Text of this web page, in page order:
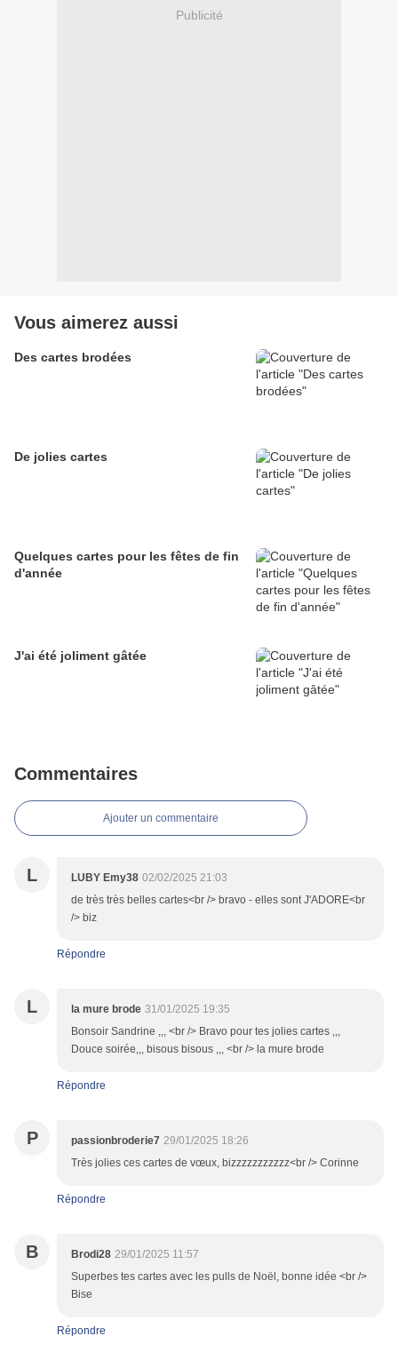
Publicité
Vous aimerez aussi
Des cartes brodées
De jolies cartes
Quelques cartes pour les fêtes de fin
d'année
J'ai été joliment gâtée
Commentaires
Ajouter un commentaire
L LUBY Emy38 02/02/2025 21:03
de très très belles cartes<br /> bravo - elles sont J'ADORE<br
/> biz
Répondre
L la mure brode 31/01/2025 19:35
Bonsoir Sandrine ,,, <br /> Bravo pour tes jolies cartes ,,,
Douce soirée,,, bisous bisous ,,, <br /> la mure brode
Répondre
P passionbroderie7 29/01/2025 18:26
Très jolies ces cartes de vœux, bizzzzzzzzzzz<br /> Corinne
Répondre
B Brodi28 29/01/2025 11:57
Superbes tes cartes avec les pulls de Noël, bonne idée <br />
Bise
Répondre